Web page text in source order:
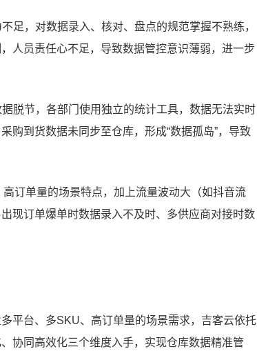
足，对数据录入、核对、盘点的规范掌握不熟练，
人员责任心不足，导致数据管控意识薄弱，进一步
脱节，各部门使用独立的统计工具，数据无法实时
购到货数据未同步至仓库，形成“数据孤岛”，导致
订单量的场景特点，加上流量波动大（如抖音流
现订单爆单时数据录入不及时、多供应商对接时数
平台、多SKU、高订单量的场景需求，吉客云依托
协同高效化三个维度入手，实现仓库数据精准管